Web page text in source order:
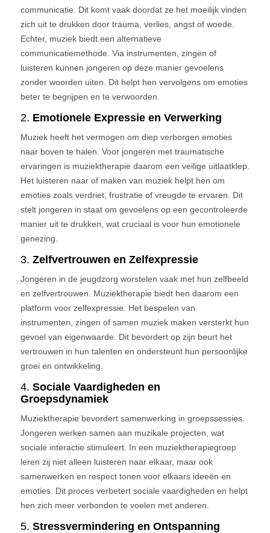
communicatie. Dit komt vaak doordat ze het moeilijk vinden
zich uit te drukken door trauma, verlies, angst of woede.
Echter, muziek biedt een alternatieve
communicatiemethode. Via instrumenten, zingen of
luisteren kunnen jongeren op deze manier gevoelens
zonder woorden uiten. Dit helpt hen vervolgens om emoties
beter te begrijpen en te verwoorden.
2. Emotionele Expressie en Verwerking
Muziek heeft het vermogen om diep verborgen emoties
naar boven te halen. Voor jongeren met traumatische
ervaringen is muziektherapie daarom een veilige uitlaatklep.
Het luisteren naar of maken van muziek helpt hen om
emoties zoals verdriet, frustratie of vreugde te ervaren. Dit
stelt jongeren in staat om gevoelens op een gecontroleerde
manier uit te drukken, wat cruciaal is voor hun emotionele
genezing.
3. Zelfvertrouwen en Zelfexpressie
Jongeren in de jeugdzorg worstelen vaak met hun zelfbeeld
en zelfvertrouwen. Muziektherapie biedt hen daarom een
platform voor zelfexpressie. Het bespelen van
instrumenten, zingen of samen muziek maken versterkt hun
gevoel van eigenwaarde. Dit bevordert op zijn beurt het
vertrouwen in hun talenten en ondersteunt hun persoonlijke
groei en ontwikkeling.
4. Sociale Vaardigheden en
Groepsdynamiek
Muziektherapie bevordert samenwerking in groepssessies.
Jongeren werken samen aan muzikale projecten, wat
sociale interactie stimuleert. In een muziektherapiegroep
leren zij niet alleen luisteren naar elkaar, maar ook
samenwerken en respect tonen voor elkaars ideeën en
emoties. Dit proces verbetert sociale vaardigheden en helpt
hen zich meer verbonden te voelen met anderen.
5. Stressvermindering en Ontspanning